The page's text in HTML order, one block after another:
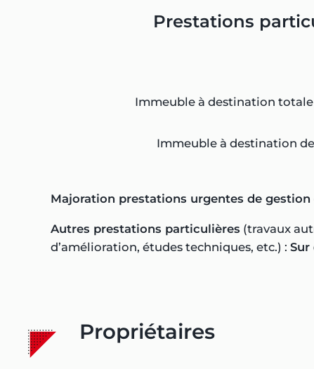
Prestations
Immeuble à destination
Immeuble à destination
Majoration prestations urgentes de
Autres prestations particulières (travaux
d’amélioration, études techniques, etc.) : Sur
Propriétaires